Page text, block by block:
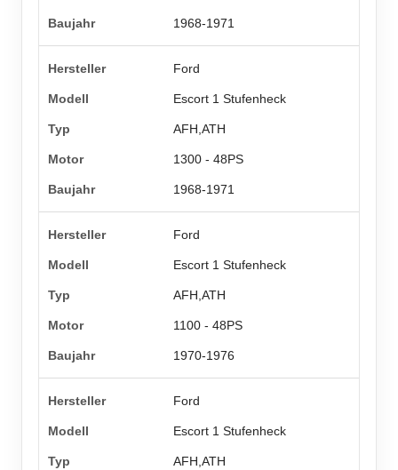
1968-1971
Ford
Escort 1 Stufenheck
AFH,ATH
1300 - 48PS
1968-1971
Ford
Escort 1 Stufenheck
AFH,ATH
1100 - 48PS
1970-1976
Ford
Escort 1 Stufenheck
AFH,ATH